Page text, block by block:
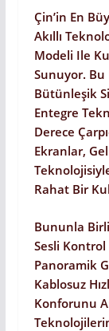
Çin’in En
Akıllı
Modeli Ile
Sunuyor. Bu
Bütünleşik
Entegre
Derece
Ekranlar,
Rahat Bir
Bununla
Sesli
Panoramik
Kablosuz
Konforunu